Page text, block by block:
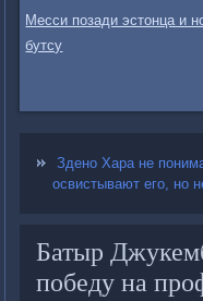
Месси позади эстонца и
бутсу
Здено Хара не
освистывают его, но
Батыр
победу на